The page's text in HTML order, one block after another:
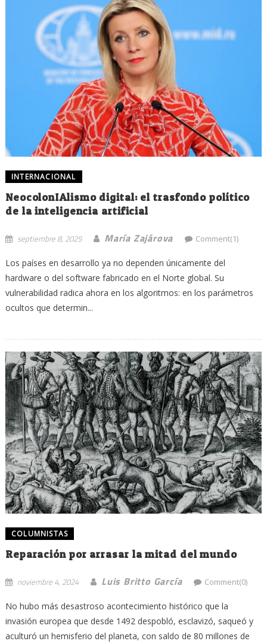
INTERNACIONAL
NeocolonIAlismo digital: el trasfondo político
de la inteligencia artificial
septiembre 8, 2025 María Zajárova Comment(1)
Los países en desarrollo ya no dependen únicamente del
hardware o del software fabricado en el Norte global. Su
vulnerabilidad radica ahora en los algoritmos: en los parámetros
ocultos que determin...
COLUMNISTAS
Reparación por arrasar la mitad del mundo
noviembre 4, 2024 Luis Britto García Comment(0)
No hubo más desastroso acontecimiento histórico que la
invasión europea que desde 1492 despobló, esclavizó, saqueó y
aculturó un hemisferio del planeta, con saldo de 80 millones de